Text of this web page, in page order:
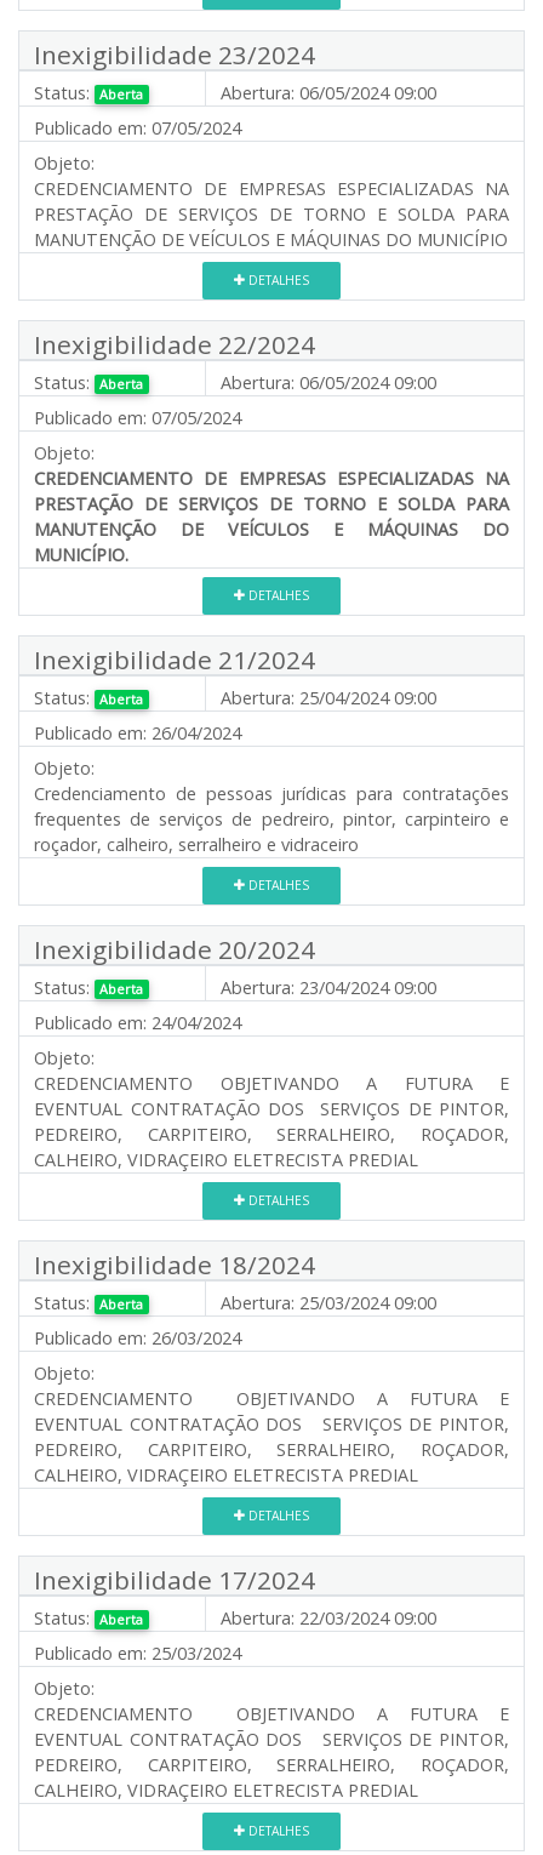
Inexigibilidade 23/2024
Status: Aberta Abertura: 06/05/2024 09:00
Publicado em: 07/05/2024
Objeto:
CREDENCIAMENTO DE EMPRESAS ESPECIALIZADAS NA
PRESTAÇÃO DE SERVIÇOS DE TORNO E SOLDA PARA
MANUTENÇÃO DE VEÍCULOS E MÁQUINAS DO MUNICÍPIO
DETALHES
Inexigibilidade 22/2024
Status: Aberta Abertura: 06/05/2024 09:00
Publicado em: 07/05/2024
Objeto:
CREDENCIAMENTO DE EMPRESAS ESPECIALIZADAS NA
PRESTAÇÃO DE SERVIÇOS DE TORNO E SOLDA PARA
MANUTENÇÃO DE VEÍCULOS E MÁQUINAS DO
MUNICÍPIO.
DETALHES
Inexigibilidade 21/2024
Status: Aberta Abertura: 25/04/2024 09:00
Publicado em: 26/04/2024
Objeto:
Credenciamento de pessoas jurídicas para contratações
frequentes de serviços de pedreiro, pintor, carpinteiro e
roçador, calheiro, serralheiro e vidraceiro
DETALHES
Inexigibilidade 20/2024
Status: Aberta Abertura: 23/04/2024 09:00
Publicado em: 24/04/2024
Objeto:
CREDENCIAMENTO OBJETIVANDO A FUTURA E
EVENTUAL CONTRATAÇÃO DOS SERVIÇOS DE PINTOR,
PEDREIRO, CARPITEIRO, SERRALHEIRO, ROÇADOR,
CALHEIRO, VIDRAÇEIRO ELETRECISTA PREDIAL
DETALHES
Inexigibilidade 18/2024
Status: Aberta Abertura: 25/03/2024 09:00
Publicado em: 26/03/2024
Objeto:
CREDENCIAMENTO OBJETIVANDO A FUTURA E
EVENTUAL CONTRATAÇÃO DOS SERVIÇOS DE PINTOR,
PEDREIRO, CARPITEIRO, SERRALHEIRO, ROÇADOR,
CALHEIRO, VIDRAÇEIRO ELETRECISTA PREDIAL
DETALHES
Inexigibilidade 17/2024
Status: Aberta Abertura: 22/03/2024 09:00
Publicado em: 25/03/2024
Objeto:
CREDENCIAMENTO OBJETIVANDO A FUTURA E
EVENTUAL CONTRATAÇÃO DOS SERVIÇOS DE PINTOR,
PEDREIRO, CARPITEIRO, SERRALHEIRO, ROÇADOR,
CALHEIRO, VIDRAÇEIRO ELETRECISTA PREDIAL
DETALHES